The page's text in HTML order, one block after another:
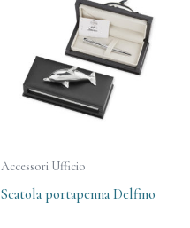
Accessori Ufficio
Scatola portapenna Delfino